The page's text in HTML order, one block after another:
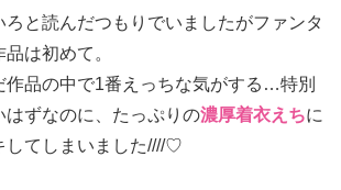
と読んだつもりでいましたがファンタ
は初めて。
作品の中で1番えっちな気がする…特別
はずなのに、たっぷりの濃厚着衣えちに
してしまいました////♡